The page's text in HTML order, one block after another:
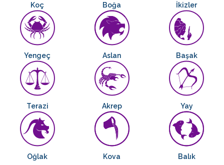
Koç Boğa İkizler
Yengeç Aslan Başak
Terazi Akrep Yay
Oğlak Kova Balık